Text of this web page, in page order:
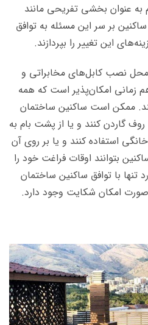
به عنوان بخشی تفریحی مانند
بر سر این مسئله به توافق
این تغییر را بپردازند.
محل نصب کابل‌های مخابراتی و
زمانی امکان‌پذیر است که همه
ممکن است ساکنین ساختمان
گاردن کنند و یا از پشت بام به
استفاده کنند و یا بر روی آن
بتوانند اوقات فراغت خود را
تنها با توافق ساکنین ساختمان
امکان شکایت وجود دارد.